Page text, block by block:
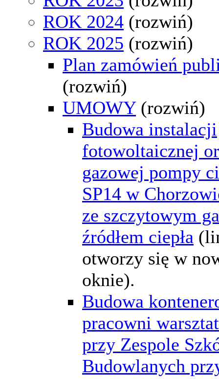
ROK 2024 (rozwiń)
ROK 2025 (rozwiń)
Plan zamówień
(rozwiń)
UMOWY (rozwiń)
Budowa instalacji
fotowoltaicznej
gazowej pompy
SP14 w
ze szczytowym
źródłem ciepła
otworzy się w
oknie).
Budowa
pracowni
przy Zespole
Budowlanych